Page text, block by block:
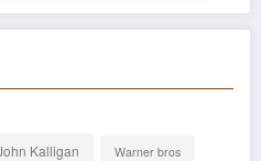
Kalligan Warner bros